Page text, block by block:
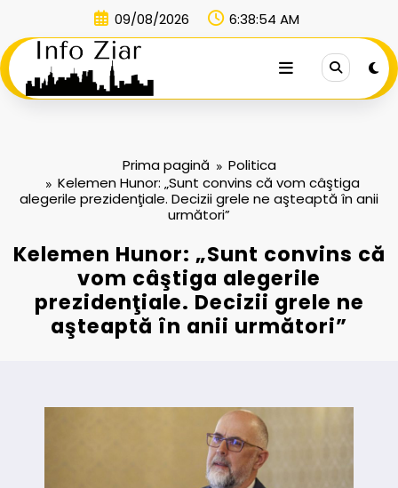
conținut
09/08/2026 6:38:54 AM
Prima pagină
Politica
Kelemen Hunor: „Sunt convins că vom câştiga
alegerile prezidenţiale. Decizii grele ne aşteaptă în anii
următori”
Kelemen Hunor: „Sunt convins că
vom câştiga alegerile
prezidenţiale. Decizii grele ne
aşteaptă în anii următori”